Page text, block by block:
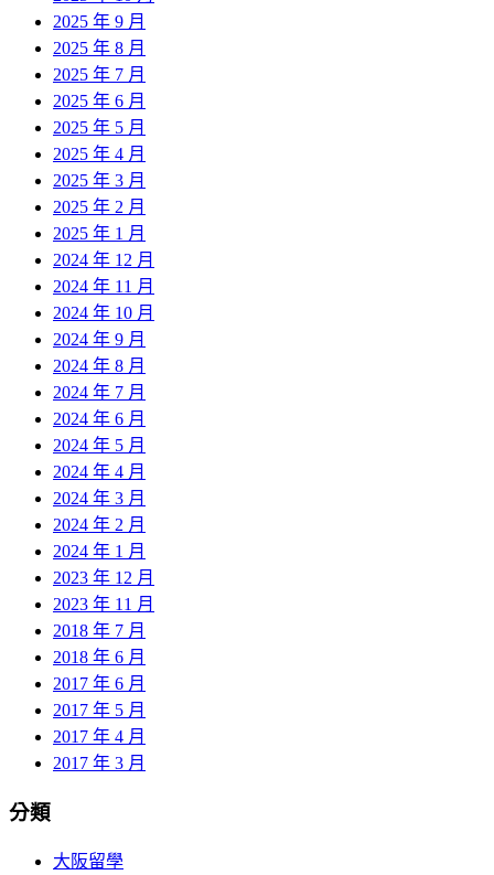
2025 年 9 月
2025 年 8 月
2025 年 7 月
2025 年 6 月
2025 年 5 月
2025 年 4 月
2025 年 3 月
2025 年 2 月
2025 年 1 月
2024 年 12 月
2024 年 11 月
2024 年 10 月
2024 年 9 月
2024 年 8 月
2024 年 7 月
2024 年 6 月
2024 年 5 月
2024 年 4 月
2024 年 3 月
2024 年 2 月
2024 年 1 月
2023 年 12 月
2023 年 11 月
2018 年 7 月
2018 年 6 月
2017 年 6 月
2017 年 5 月
2017 年 4 月
2017 年 3 月
分類
大阪留學